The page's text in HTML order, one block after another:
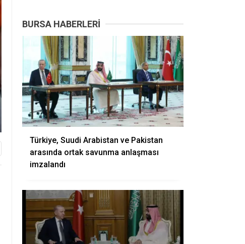
BURSA HABERLERI
Türkiye, Suudi Arabistan ve Pakistan
arasında ortak savunma anlaşması
imzalandı